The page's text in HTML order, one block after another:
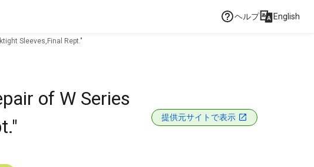
ヘルプ English
Sleeves,Final Rept."
of W Series
提供元サイトで表示